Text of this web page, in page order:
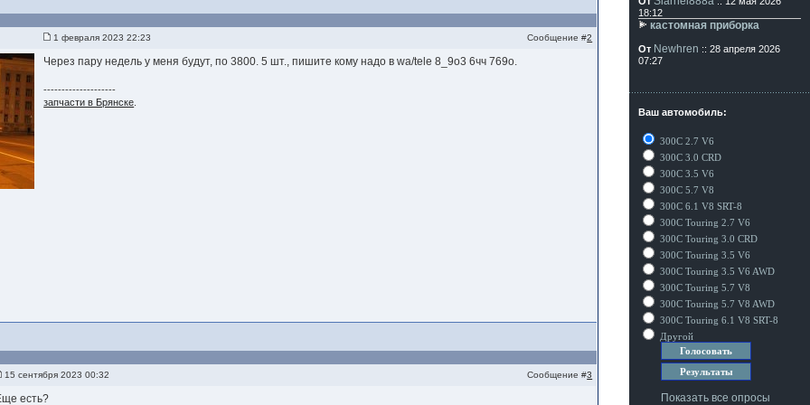
1 февраля 2023 22:23 Сообщение #2
Через пару недель у меня будут, по 3800. 5 шт., пишите кому надо в wa/tele 8_9о3 6чч 769о.
--------------------
запчасти в Брянске
15 сентября 2023 00:32 Сообщение #3
есть?
18:12
кастомная приборка
От Newhren :: 28 апреля 2026
07:27
Ваш автомобиль:
300C 2.7 V6
300C 3.0 CRD
300C 3.5 V6
300C 5.7 V8
300C 6.1 V8 SRT-8
300C Touring 2.7 V6
300C Touring 3.0 CRD
300C Touring 3.5 V6
300C Touring 3.5 V6 AWD
300C Touring 5.7 V8
300C Touring 5.7 V8 AWD
300C Touring 6.1 V8 SRT-8
Другой
Показать все опросы